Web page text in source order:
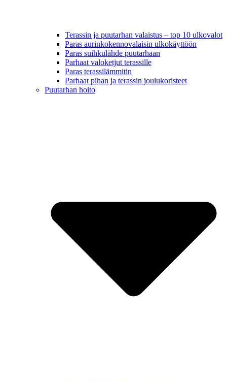
Terassin ja puutarhan valaistus – top 10 ulkovalot
Paras aurinkokennovalaisin ulkokäyttöön
Paras suihkulähde puutarhaan
Parhaat valoketjut terassille
Paras terassilämmitin
Parhaat pihan ja terassin joulukoristeet
Puutarhan hoito